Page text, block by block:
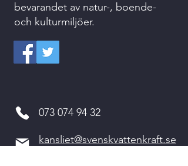
bevarandet av natur-, boende-
och kulturmiljöer.
073 074 94 32
kansliet@svenskvattenkraft.se